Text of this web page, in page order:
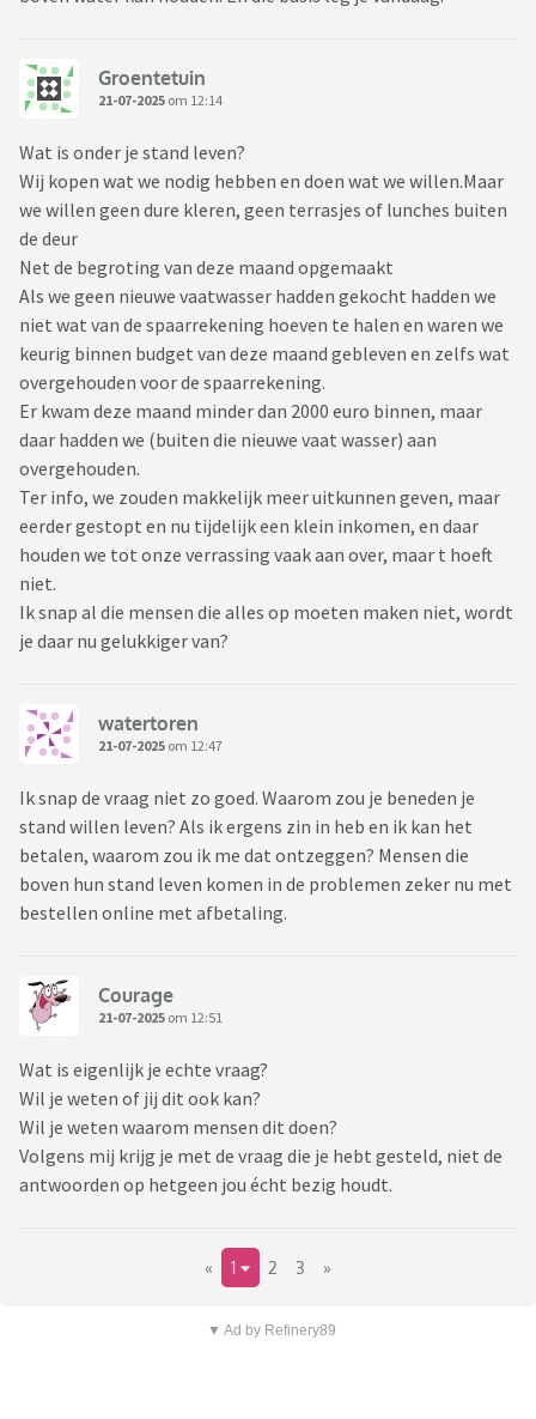
Groentetuin
21-07-2025 om 12:14
Wat is onder je stand leven?
Wij kopen wat we nodig hebben en doen wat we willen.Maar
we willen geen dure kleren, geen terrasjes of lunches buiten
de deur
Net de begroting van deze maand opgemaakt
Als we geen nieuwe vaatwasser hadden gekocht hadden we
niet wat van de spaarrekening hoeven te halen en waren we
keurig binnen budget van deze maand gebleven en zelfs wat
overgehouden voor de spaarrekening.
Er kwam deze maand minder dan 2000 euro binnen, maar
daar hadden we (buiten die nieuwe vaat wasser) aan
overgehouden.
Ter info, we zouden makkelijk meer uitkunnen geven, maar
eerder gestopt en nu tijdelijk een klein inkomen, en daar
houden we tot onze verrassing vaak aan over, maar t hoeft
niet.
Ik snap al die mensen die alles op moeten maken niet, wordt
je daar nu gelukkiger van?
watertoren
21-07-2025 om 12:47
Ik snap de vraag niet zo goed. Waarom zou je beneden je
stand willen leven? Als ik ergens zin in heb en ik kan het
betalen, waarom zou ik me dat ontzeggen? Mensen die
boven hun stand leven komen in de problemen zeker nu met
bestellen online met afbetaling.
Courage
21-07-2025 om 12:51
Wat is eigenlijk je echte vraag?
Wil je weten of jij dit ook kan?
Wil je weten waarom mensen dit doen?
Volgens mij krijg je met de vraag die je hebt gesteld, niet de
antwoorden op hetgeen jou écht bezig houdt.
« 1 2 3 »
▼ Ad by Refinery89